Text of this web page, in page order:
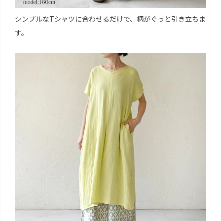
シンプルなTシャツに合わせるだけで、柄がぐっと引き立ちま
す。